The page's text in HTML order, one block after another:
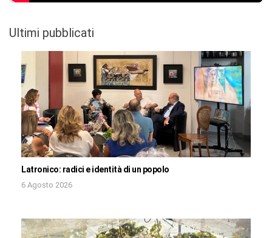
Ultimi pubblicati
Latronico: radici e identità di un popolo
6 Agosto 2026